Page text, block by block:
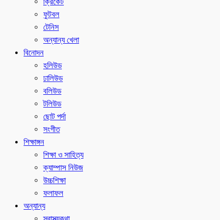
ফুটবল
টেনিস
অন্যান্য খেলা
বিনোদন
হলিউড
ঢালিউড
বলিউড
টলিউড
ছোট পর্দা
সংগীত
শিক্ষাঙ্গন
শিক্ষা ও সাহিত্য
ক্যাম্পাস নিউজ
উচ্চশিক্ষা
ফলাফল
অন্যান্য